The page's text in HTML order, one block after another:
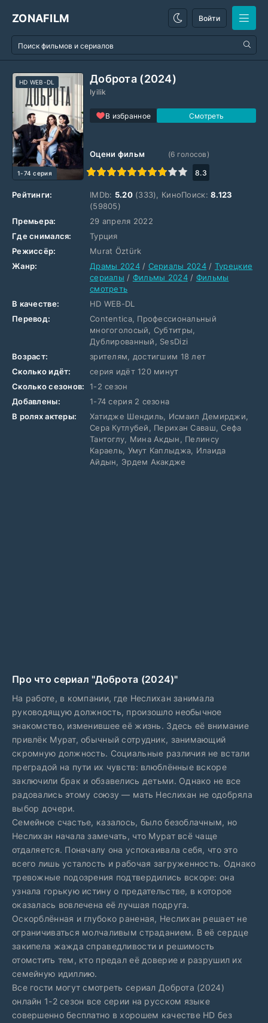
ZONAFILM Войти
Доброта (2024)
Iyilik
В избранное
HD WEB-DL
1-74 серия
Оцени фильм
1
2 3 4 5 6 7 8 9 10
(6 голосов)
8.3
Рейтинги: IMDb: 5.20(333), КиноПоиск:8.123
(59805)
Премьера:
29 апреля 2022
Где снимался:
Турция
Режиссёр:
Murat Öztürk
Жанр:
Драмы 2024/ Сериалы 2024 / Турецкие
сериалы / Фильмы 2024/ Фильмы
смотреть
В качестве:
HD WEB-DL
Перевод:
Contentica, Профессиональный
многоголосый, Субтитры,
Дублированный, SesDizi
Возраст:
зрителям, достигшим 18 лет
Сколько идёт:
серия идёт 120 минут
Сколько сезонов:
1-2 сезон
Добавлены:
1-74 серия 2 сезона
В ролях актеры:
Хатидже Шендиль, Исмаил Демирджи,
Сера Кутлубей, Перихан Саваш, Сефа
Тантоглу, Мина Акдын, Пелинсу
Караель, Умут Каплыджа, Илаида
Айдын, Эрдем Акакдже
Про что сериал "Доброта (2024)"
На работе, в компании, где Неслихан занимала
руководящую должность, произошло необычное
знакомство, изменившее её жизнь. Здесь её внимание
привлёк Мурат, обычный сотрудник, занимающий
скромную должность. Социальные различия не встали
преградой на пути их чувств: влюблённые вскоре
заключили брак и обзавелись детьми. Однако не все
радовались этому союзу — мать Неслихан не одобряла
выбор дочери.
Семейное счастье, казалось, было безоблачным, но
Неслихан начала замечать, что Мурат всё чаще
отдаляется. Поначалу она успокаивала себя, что это
всего лишь усталость и рабочая загруженность. Однако
тревожные подозрения подтвердились вскоре: она
узнала горькую истину о предательстве, в которое
оказалась вовлечена её лучшая подруга.
Оскорблённая и глубоко раненая, Неслихан решает не
ограничиваться молчаливым страданием. В её сердце
закипела жажда справедливости и решимость
отомстить тем, кто предал её доверие и разрушил их
семейную идиллию.
Все гости могут смотреть сериал Доброта (2024)
онлайн 1-2 сезон все серии на русском языке
совершенно бесплатно в хорошем качестве HD без